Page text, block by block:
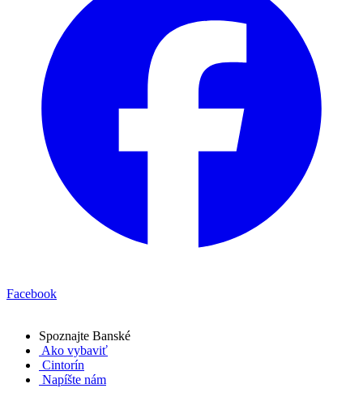
Facebook
Spoznajte Banské
Ako vybaviť
Cintorín
Napíšte nám